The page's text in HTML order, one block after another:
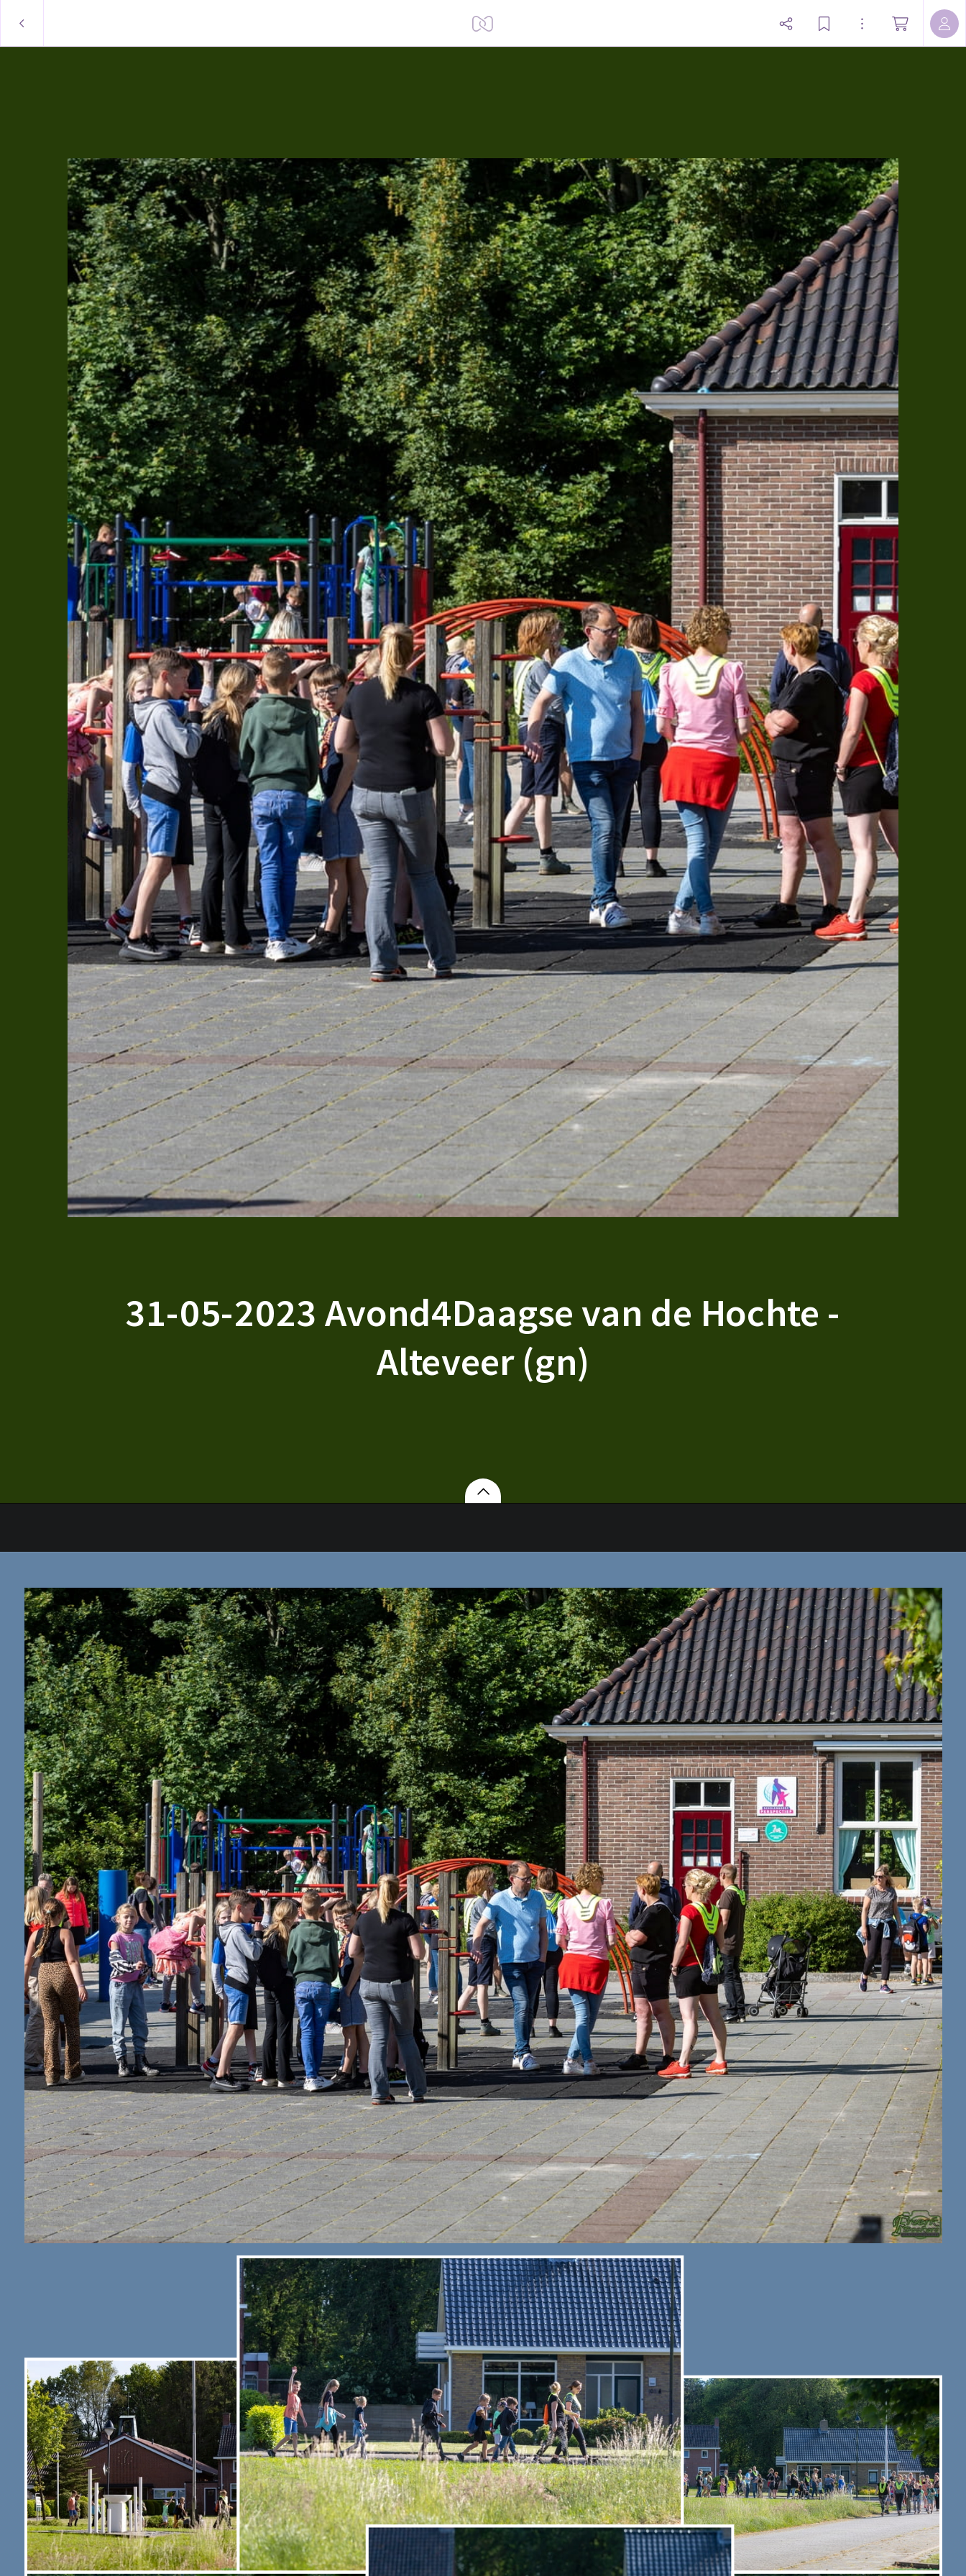
31-05-2023 Avond4Daagse van de Hochte -
Alteveer (gn)